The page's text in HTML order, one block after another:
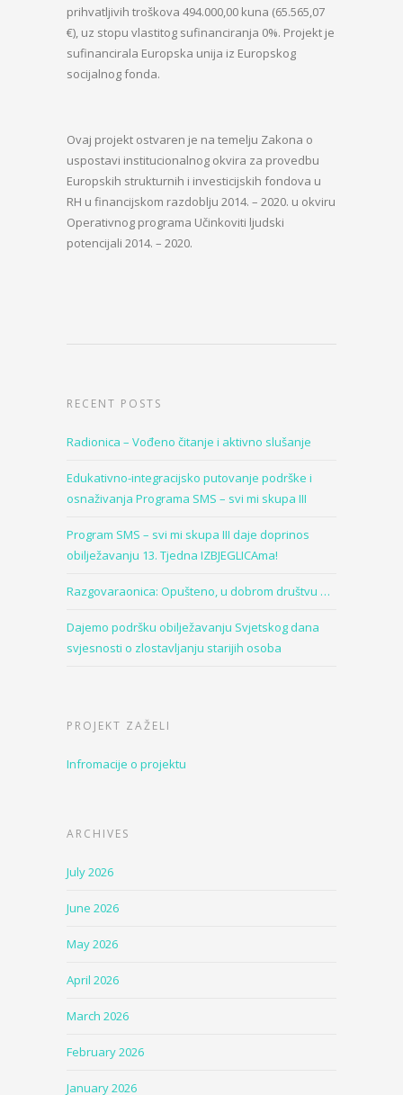
prihvatljivih troškova 494.000,00 kuna (65.565,07
€), uz stopu vlastitog sufinanciranja 0%. Projekt je
sufinancirala Europska unija iz Europskog
socijalnog fonda.
Ovaj projekt ostvaren je na temelju Zakona o
uspostavi institucionalnog okvira za provedbu
Europskih strukturnih i investicijskih fondova u
RH u financijskom razdoblju 2014. – 2020. u okviru
Operativnog programa Učinkoviti ljudski
potencijali 2014. – 2020.
RECENT POSTS
Radionica – Vođeno čitanje i aktivno slušanje
Edukativno-integracijsko putovanje podrške i
osnaživanja Programa SMS – svi mi skupa III
Program SMS – svi mi skupa III daje doprinos
obilježavanju 13. Tjedna IZBJEGLICAma!
Razgovaraonica: Opušteno, u dobrom društvu …
Dajemo podršku obilježavanju Svjetskog dana
svjesnosti o zlostavljanju starijih osoba
PROJEKT ZAŽELI
Infromacije o projektu
ARCHIVES
July 2026
June 2026
May 2026
April 2026
March 2026
February 2026
January 2026